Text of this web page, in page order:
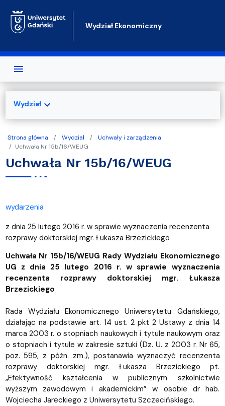
Wydział Ekonomiczny
Strona główna Wydział
Uchwały i zarządzenia
Uchwała Nr 15b/16/WEUG
Uchwała Nr 15b/16/WEUG
wydarzenia
z dnia 25 lutego 2016 r. w sprawie wyznaczenia recenzenta
rozprawy doktorskiej mgr. Łukasza Brzezickiego
Uchwała Nr 15b/16/WEUG Rady Wydziału Ekonomicznego
UG z dnia 25 lutego 2016 r. w sprawie wyznaczenia
recenzenta rozprawy doktorskiej mgr. Łukasza
Brzezickiego
Rada Wydziału Ekonomicznego Uniwersytetu Gdańskiego,
działając na podstawie art. 14 ust. 2 pkt 2 Ustawy z dnia 14
marca 2003 r. o stopniach naukowych i tytule naukowym oraz
o stopniach i tytule w zakresie sztuki (Dz. U. z 2003 r. Nr 65,
poz. 595, z późn. zm.), postanawia wyznaczyć recenzenta
rozprawy doktorskiej mgr. Łukasza Brzezickiego pt.
„Efektywność kształcenia w publicznym szkolnictwie
wyższym zawodowym i akademickim” w osobie dr hab.
Wojciecha Jareckiego z Uniwersytetu Szczecińskiego.
Wydziałexpand_more